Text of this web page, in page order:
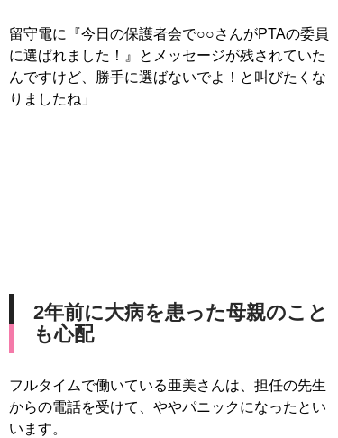
留守電に『今日の保護者会で○○さんがPTAの委員
に選ばれました！』とメッセージが残されていた
んですけど、勝手に選ばないでよ！と叫びたくな
りましたね」
2年前に大病を患った母親のこと
も心配
フルタイムで働いている亜美さんは、担任の先生
からの電話を受けて、ややパニックになったとい
います。